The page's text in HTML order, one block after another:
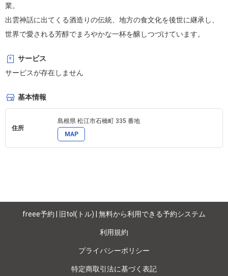
業。
出雲神話に出てくる酒造りの伝統、地方の食文化を後世に継承し、
世界で愛される芳醇でまろやかな一杯を醸しつづけています。
サービス
サービスが存在しません
基本情報
住所
島根県 松江市石橋町 335 番地
MAP
freee予約 | 旧tol(トル) | 無料から利用できる予約システム
利用規約
プライバシーポリシー
特定商取引法に基づく表記